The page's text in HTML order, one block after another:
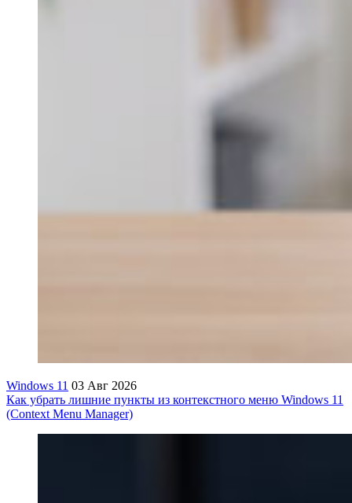
Windows 11 03 Авг 2026
Как убрать лишние пункты из контекстного меню Windows 11
(Context Menu Manager)